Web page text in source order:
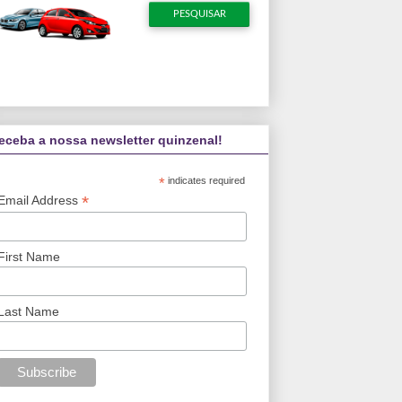
a nossa newsletter quinzenal!
*indicates required
Address *
Name
Name